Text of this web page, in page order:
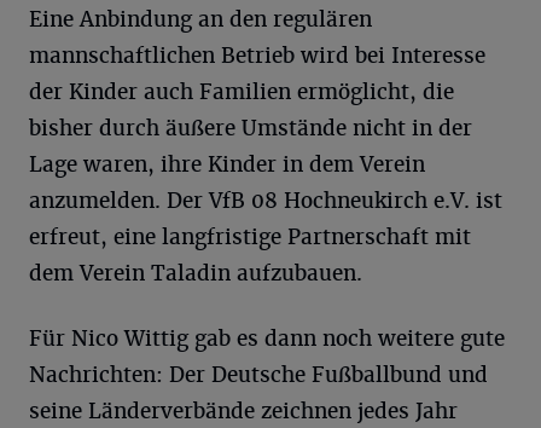
Eine Anbindung an den regulären
mannschaftlichen Betrieb wird bei Interesse
der Kinder auch Familien ermöglicht, die
bisher durch äußere Umstände nicht in der
Lage waren, ihre Kinder in dem Verein
anzumelden. Der VfB 08 Hochneukirch e.V. ist
erfreut, eine langfristige Partnerschaft mit
dem Verein Taladin aufzubauen.
Für Nico Wittig gab es dann noch weitere gute
Nachrichten: Der Deutsche Fußballbund und
seine Länderverbände zeichnen jedes Jahr